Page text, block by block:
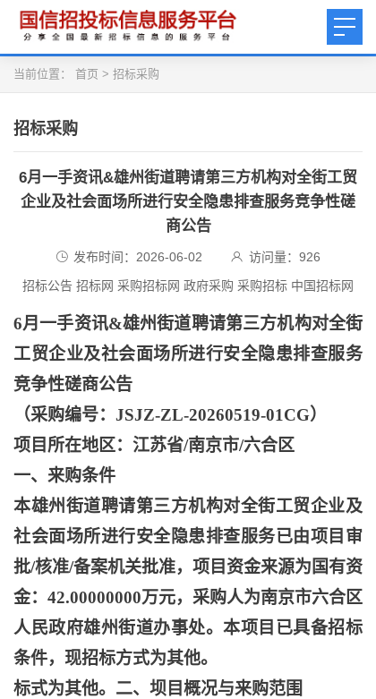
当前位置： 首页 > 招标采购
招标采购
6月一手资讯&雄州街道聘请第三方机构对全街工贸
企业及社会面场所进行安全隐患排查服务竞争性磋
商公告
发布时间：2026-06-02 访问量： 926
招标公告 招标网 采购招标网 政府采购 采购招标 中国招标网
6月一手资讯&雄州街道聘请第三方机构对全街
工贸企业及社会面场所进行安全隐患排查服务
竞争性磋商公告
（采购编号： JSJZ-ZL-20260519-01CG）
项目所在地区：江苏省/南京市/六合区
一、来购条件
本雄州街道聘请第三方机构对全街工贸企业及
社会面场所进行安全隐患排查服务已由项目审
批/核准/备案机关批准，项目资金来源为国有资
金：42.00000000万元，采购人为南京市六合区
人民政府雄州街道办事处。本项目已具备招标
条件，现招标方式为其他。
标式为其他。二、坝目概况与来购范围